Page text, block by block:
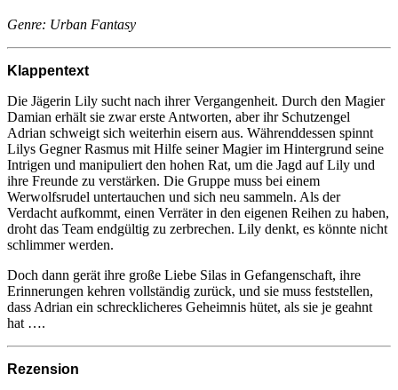
Genre: Urban Fantasy
Klappentext
Die Jägerin Lily sucht nach ihrer Vergangenheit. Durch den Magier
Damian erhält sie zwar erste Antworten, aber ihr Schutzengel
Adrian schweigt sich weiterhin eisern aus. Währenddessen spinnt
Lilys Gegner Rasmus mit Hilfe seiner Magier im Hintergrund seine
Intrigen und manipuliert den hohen Rat, um die Jagd auf Lily und
ihre Freunde zu verstärken. Die Gruppe muss bei einem
Werwolfsrudel untertauchen und sich neu sammeln. Als der
Verdacht aufkommt, einen Verräter in den eigenen Reihen zu haben,
droht das Team endgültig zu zerbrechen. Lily denkt, es könnte nicht
schlimmer werden.
Doch dann gerät ihre große Liebe Silas in Gefangenschaft, ihre
Erinnerungen kehren vollständig zurück, und sie muss feststellen,
dass Adrian ein schrecklicheres Geheimnis hütet, als sie je geahnt
hat ….
Rezension